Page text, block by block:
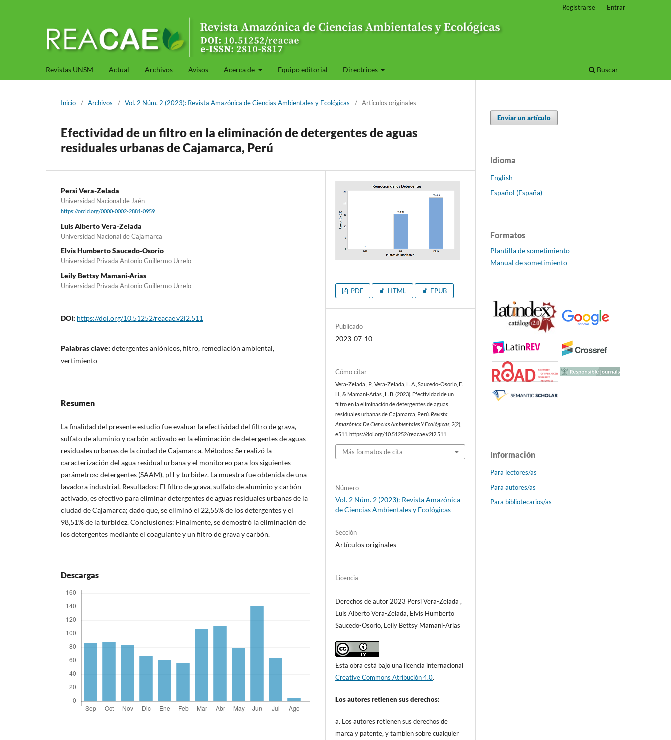
Revistas UNSM Actual Archivos Avisos Acerca de Equipo editorial Directrices Buscar
Registrarse Entrar
Inicio / Archivos / Vol. 2 Núm. 2 (2023): Revista Amazónica de Ciencias Ambientales y Ecológicas / Artículos originales
Efectividad de un filtro en la eliminación de detergentes de aguas
residuales urbanas de Cajamarca, Perú
Persi Vera-Zelada
Universidad Nacional de Jaén
https://orcid.org/0000-0002-2881-0959
Luis Alberto Vera-Zelada
Universidad Nacional de Cajamarca
Elvis Humberto Saucedo-Osorio
Universidad Privada Antonio Guillermo Urrelo
Leily Bettsy Mamani-Arias
Universidad Privada Antonio Guillermo Urrelo
DOI: https://doi.org/10.51252/reacae.v2i2.511
Palabras clave: detergentes aniónicos, filtro, remediación ambiental,
vertimiento
Resumen
La finalidad del presente estudio fue evaluar la efectividad del filtro de grava,
sulfato de aluminio y carbón activado en la eliminación de detergentes de aguas
residuales urbanas de la ciudad de Cajamarca. Métodos: Se realizó la
caracterización del agua residual urbana y el monitoreo para los siguientes
parámetros: detergentes (SAAM), pH y turbidez. La muestra fue obtenida de una
lavadora industrial. Resultados: El filtro de grava, sulfato de aluminio y carbón
activado, es efectivo para eliminar detergentes de aguas residuales urbanas de la
ciudad de Cajamarca; dado que, se eliminó el 22,55% de los detergentes y el
98,51% de la turbidez. Conclusiones: Finalmente, se demostró la eliminación de
los detergentes mediante el coagulante y un filtro de grava y carbón.
Descargas
PDF HTML EPUB
Publicado
2023-07-10
Cómo citar
Vera-Zelada , P., Vera-Zelada, L. A., Saucedo-Osorio, E.
H., & Mamani-Arias , L. B. (2023). Efectividad de un
filtro en la eliminación de detergentes de aguas
residuales urbanas de Cajamarca, Perú.Revista
Amazónica De Ciencias Ambientales Y Ecológicas 2(2),
e511. https://doi.org/10.51252/reacae.v2i2.511
Más formatos de cita
Número
Vol. 2 Núm. 2 (2023): Revista Amazónica
de Ciencias Ambientales y Ecológicas
Sección
Artículos originales
Licencia
Derechos de autor 2023 Persi Vera-Zelada ,
Luis Alberto Vera-Zelada, Elvis Humberto
Saucedo-Osorio, Leily Bettsy Mamani-Arias
Esta obra está bajo una licencia internacional
Creative Commons Atribución 4.0.
Los autores retienen sus derechos:
a. Los autores retienen sus derechos de
marca y patente, y tambien sobre cualquier
Enviar un artículo
Idioma
English
Español (España)
Formatos
Plantilla de sometimiento
Manual de sometimiento
Información
Para lectores/as
Para autores/as
Para bibliotecarios/as